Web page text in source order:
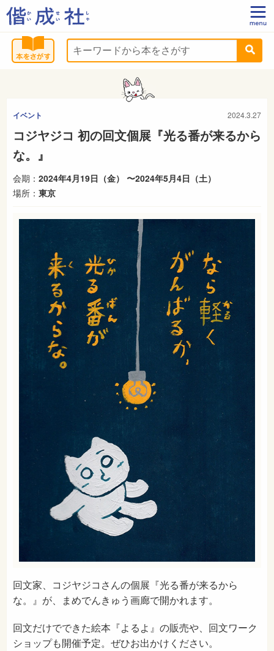
イベント 2024.3.27
コジヤジコ 初の回文個展『光る番が来るから
な。』
会期： 2024年4月19日（金） 〜2024年5月4日（土）
場所： 東京
回文家、コジヤジコさんの個展『光る番が来るから
な。』が、まめでんきゅう画廊で開かれます。
回文だけでできた絵本『よるよ』の販売や、回文ワーク
ショップも開催予定。ぜひお出かけください。